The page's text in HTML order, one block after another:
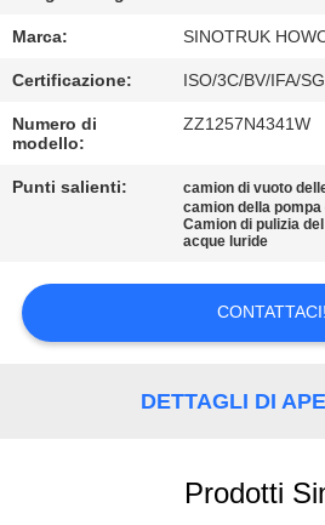
QUALITÀ
CONTATTACI
CHIEDI
UN
PREVENTIVO
MAPPA
DEL
Marca: SINOTRUK
Certificazione: ISO/3C/BV/IFA/
Numero di
modello:
ZZ1257N4341W
Punti salienti: camion di vuoto
camion della
Camion di pulizia
acque luride
CONTATTACI!
DETTAGLI DI
Prodotti